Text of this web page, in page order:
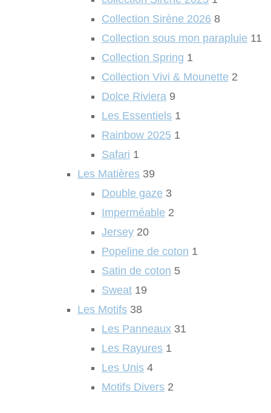
Collection Sirène 2026 8
Collection sous mon parapluie 11
Collection Spring 1
Collection Vivi & Mounette 2
Dolce Riviera 9
Les Essentiels 1
Rainbow 2025 1
Safari 1
Les Matières 39
Double gaze 3
Imperméable 2
Jersey 20
Popeline de coton 1
Satin de coton 5
Sweat 19
Les Motifs 38
Les Panneaux 31
Les Rayures 1
Les Unis 4
Motifs Divers 2